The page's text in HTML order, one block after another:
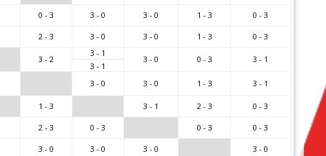
0 - 3 3 - 0 3 - 0 1 - 3 0 - 3
2 - 3 3 - 0 3 - 0 1 - 3 0 - 3
3 - 2
3 - 1
3 - 1
3 - 0 0 - 3 3 - 1
3 - 0 3 - 0 1 - 3 3 - 1
1 - 3 3 - 1 2 - 3 0 - 3
2 - 3 0 - 3 0 - 3 0 - 3
3 - 0 3 - 0 3 - 0 3 - 0